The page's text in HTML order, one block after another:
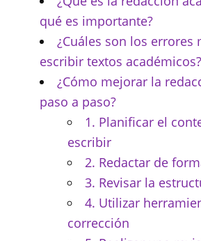
qué es importante?
¿Cuáles son los errores
escribir textos académicos?
¿Cómo mejorar la
paso a paso?
1. Planificar el
escribir
2. Redactar de
3. Revisar la
4. Utilizar
corrección